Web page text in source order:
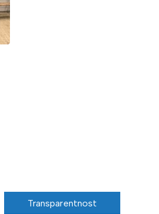
Transparentnost